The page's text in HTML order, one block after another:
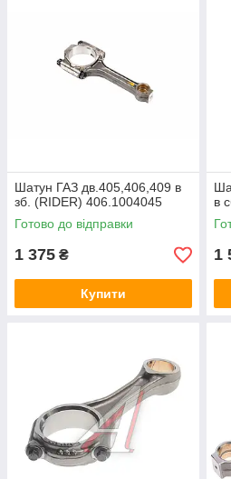
Шатун ГАЗ дв.405,406,409 в
зб. (RIDER) 406.1004045
Готово до відправки
1 375 ₴
Купити
в
1